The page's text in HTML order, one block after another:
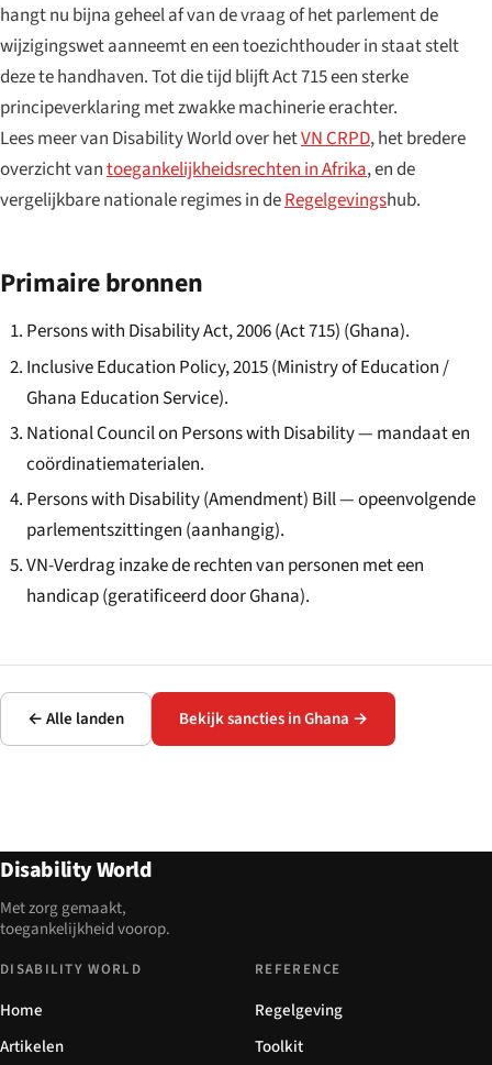
hangt nu bijna geheel af van de vraag of het parlement de
wijzigingswet aanneemt en een toezichthouder in staat stelt
deze te handhaven. Tot die tijd blijft Act 715 een sterke
principeverklaring met zwakke machinerie erachter.
Lees meer van Disability World over hetVN CRPD, het bredere
overzicht vantoegankelijkheidsrechten in Afrika, en de
vergelijkbare nationale regimes in deRegelgevingshub.
Primaire bronnen
Persons with Disability Act, 2006 (Act 715) (Ghana).
Inclusive Education Policy, 2015 (Ministry of Education /
Ghana Education Service).
National Council on Persons with Disability — mandaat en
coördinatiematerialen.
Persons with Disability (Amendment) Bill — opeenvolgende
parlementszittingen (aanhangig).
VN-Verdrag inzake de rechten van personen met een
handicap (geratificeerd door Ghana).
← Alle landen Bekijk sancties in Ghana →
Disability World
Met zorg gemaakt,
toegankelijkheid voorop.
DISABILITY WORLD
Home
Artikelen
REFERENCE
Regelgeving
Toolkit